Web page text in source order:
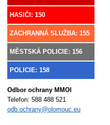
HASIČI: 150
ZÁCHRANNÁ SLUŽBA: 155
MĚSTSKÁ POLICIE: 156
POLICIE: 158
Odbor ochrany MMOl
Telefon: 588 488 521
odb.ochrany@olomouc.eu